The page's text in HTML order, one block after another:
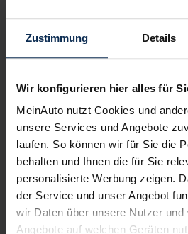
Zustimmung Details
Wir konfigurieren hier alles für
MeinAuto nutzt Cookies und
unsere Services und Angebote
laufen. So können wir für Sie die
behalten und Ihnen die für Sie
personalisierte Werbung zeigen.
der Service und unser Angebot
wir Daten über unsere Nutzer und
Angebote auf welchen Geräten
Keine Kosten:
Wir sind stolz auf eine hohe
Kundenzufriedenheit!
MeinAuto.de hat langjährige
Neuwagenmarkt in Deutschland.
dadurch ihr Wunschauto zum Top-